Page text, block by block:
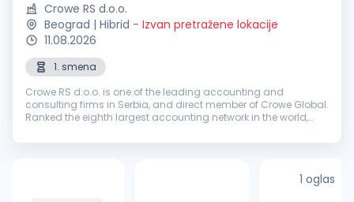
Crowe RS d.o.o.
Beograd | Hibrid - Izvan pretražene lokacije
11.08.2026
1. smena
Crowe RS d.o.o. is one of the leading accounting and
consulting firms in Serbia, and direct member of Crowe Global.
Ranked the eighth largest accounting network in the world,
advisory firms in more...
1 oglas